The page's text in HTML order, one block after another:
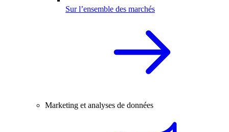
Sur l’ensemble des marchés
Marketing et analyses de données